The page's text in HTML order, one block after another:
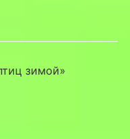
зимой»